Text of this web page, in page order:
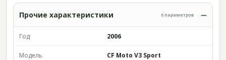
Прочие характеристики 6 параметров
Год 2006
Модель CF Moto V3 Sport